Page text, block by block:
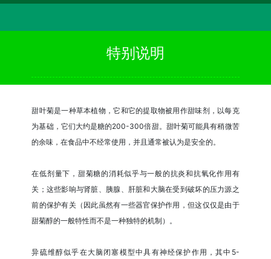
特别说明
甜叶菊是一种草本植物，它和它的提取物被用作甜味剂，以每克
为基础，它们大约是糖的200-300倍甜。甜叶菊可能具有稍微苦
的余味，在食品中不经常使用，并且通常被认为是安全的。
在低剂量下，甜菊糖的消耗似乎与一般的抗炎和抗氧化作用有
关；这些影响与肾脏、胰腺、肝脏和大脑在受到破坏的压力源之
前的保护有关（因此虽然有一些器官保护作用，但这仅仅是由于
甜菊醇的一般特性而不是一种独特的机制）。
异硫维醇似乎在大脑闭塞模型中具有神经保护作用，其中5-